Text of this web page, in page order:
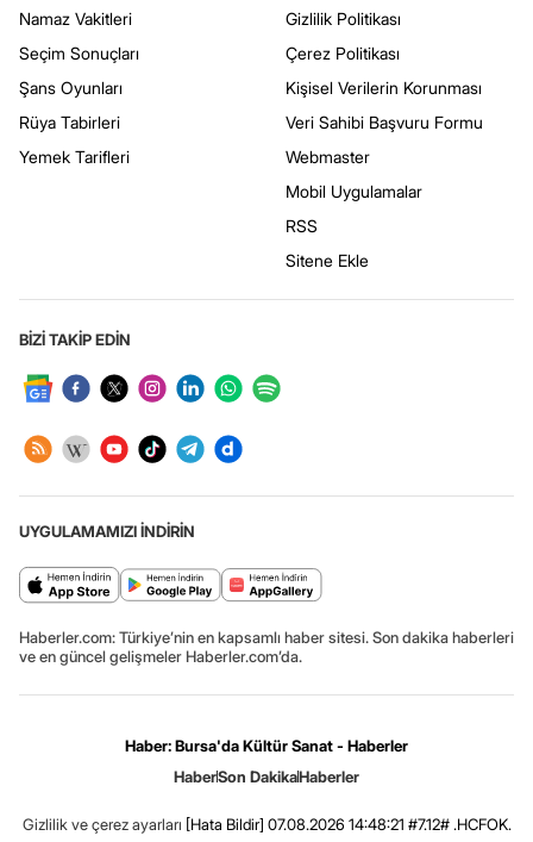
Namaz Vakitleri
Seçim Sonuçları
Şans Oyunları
Rüya Tabirleri
Yemek Tarifleri
Gizlilik Politikası
Çerez Politikası
Kişisel Verilerin Korunması
Veri Sahibi Başvuru Formu
Webmaster
Mobil Uygulamalar
RSS
Sitene Ekle
BİZİ TAKİP EDİN
UYGULAMAMIZI İNDİRİN
Haberler.com: Türkiye’nin en kapsamlı haber sitesi. Son dakika haberleri
ve en güncel gelişmeler Haberler.com’da.
Haber: Bursa'da Kültür Sanat - Haberler
HaberSon DakikaHaberler
Gizlilik ve çerez ayarları [Hata Bildir] 07.08.2026 14:48:21 #7.12# .HCFOK.